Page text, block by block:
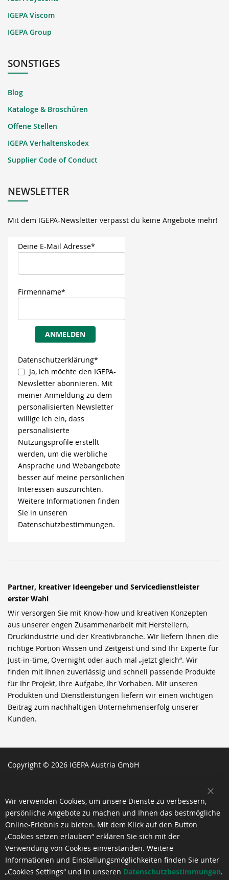
IGEPA Viscom
IGEPA Group
SONSTIGES
Blog
Kataloge & Broschüren
Offene Stellen
IGEPA Verhaltenskodex
Supplier Code of Conduct
NEWSLETTER
Mit dem IGEPA-Newsletter verpasst du keine Angebote mehr!
Deine E-Mail Adresse*
Firmenname*
ANMELDEN
Datenschutzerklärung*
Ja, ich möchte den IGEPA-
Newsletter abonnieren. Mit
meiner Anmeldung zu dem
personalisierten Newsletter
willige ich ein, dass
personalisierte
Nutzungsprofile erstellt
werden, um die werbliche
Ansprache und Webangebote
besser auf meine persönlichen
Interessen auszurichten.
Weitere Informationen finden
Sie in unseren
Datenschutzbestimmungen.
Partner, kreativer Ideengeber und Servicedienstleister
erster Wahl
Wir versorgen Sie mit Know-how und kreativen Konzepten
aus unserer engen Zusammenarbeit mit Herstellern,
Druckindustrie und der Kreativbranche. Wir liefern Ihnen die
richtige Portion Wissen und Zeitgeist und sind Ihr Experte für
Just-in-time, Overnight oder auch mal „jetzt gleich“. Wir
finden mit Ihnen zuverlässig und schnell passende Produkte
für Ihr Projekt, Ihre Aufgabe, Ihr Vorhaben. Mit unseren
Produkten und Dienstleistungen liefern wir einen wichtigen
Beitrag zum nachhaltigen Unternehmenserfolg unserer
Kunden.
Copyright © 2026 IGEPA Austria GmbH
Wir verwenden Cookies, um unsere Dienste zu verbessern,
persönliche Angebote zu machen und Ihnen das bestmögliche
Online-Erlebnis zu bieten. Mit dem Klick auf den Button
„Cookies setzen erlauben“ erklären Sie sich mit der
Verwendung von Cookies einverstanden. Weitere
Informationen und Einstellungsmöglichkeiten finden Sie unter
„Cookies Settings“ und in unseren Datenschutzbestimmungen.